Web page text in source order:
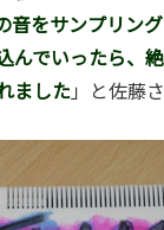
音をサンプリン
んでいったら、
ました」と佐藤さ